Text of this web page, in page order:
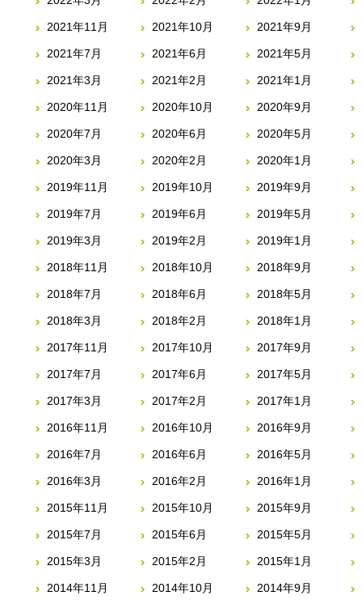
2021年11月 2021年10月 2021年9月
2021年7月 2021年6月 2021年5月
2021年3月 2021年2月 2021年1月
2020年11月 2020年10月 2020年9月
2020年7月 2020年6月 2020年5月
2020年3月 2020年2月 2020年1月
2019年11月 2019年10月 2019年9月
2019年7月 2019年6月 2019年5月
2019年3月 2019年2月 2019年1月
2018年11月 2018年10月 2018年9月
2018年7月 2018年6月 2018年5月
2018年3月 2018年2月 2018年1月
2017年11月 2017年10月 2017年9月
2017年7月 2017年6月 2017年5月
2017年3月 2017年2月 2017年1月
2016年11月 2016年10月 2016年9月
2016年7月 2016年6月 2016年5月
2016年3月 2016年2月 2016年1月
2015年11月 2015年10月 2015年9月
2015年7月 2015年6月 2015年5月
2015年3月 2015年2月 2015年1月
2014年11月 2014年10月 2014年9月